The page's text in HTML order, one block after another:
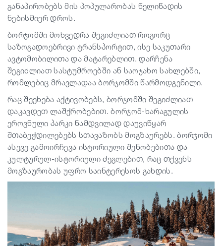
განაპირობებს მის პოპულარობას წელიწადის
ნებისმიერ დროს.
ბორჯომში მოხვედრა შეგიძლიათ როგორც
საზოგადოებრივი ტრანსპორტით, ისე საკუთარი
ავტომობილითა და მატარებლით. დარჩენა
შეგიძლიათ სასტუმროებში ან საოჯახო სახლებში,
რომლებიც მრავლადაა ბორჯომში წარმოდგენილი.
რაც შეეხება აქტივობებს, ბორჯომში შეგიძლიათ
დაკავდეთ ლაშქრობებით. ბორჯომ-ხარაგულის
ეროვნული პარკი ნამდვილად დაუვიწყარ
შთაბეჭდილებებს სთავაზობს მოგზაურებს. ბორჯომი
ასევე გამოირჩევა ისტორიული შენობებითა და
კულტურულ-ისტორიული ძეგლებით, რაც თქვენს
მოგზაურობას უფრო საინტერესოს გახდის.